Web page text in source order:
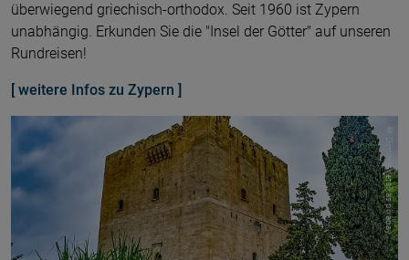
überwiegend griechisch-orthodox. Seit 1960 ist Zypern
unabhängig. Erkunden Sie die "Insel der Götter" auf unseren
Rundreisen!
[ weitere Infos zu Zypern ]
© Dimitris Vetsikas pixabay